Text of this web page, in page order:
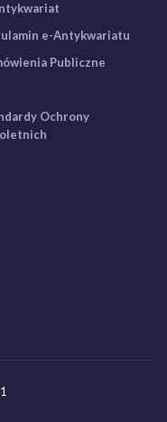
e-Antykwariatu
Publiczne
Ochrony